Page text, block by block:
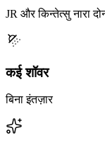
JR और किन्तेत्सु नारा
कई शॉवर
बिना इंतज़ार